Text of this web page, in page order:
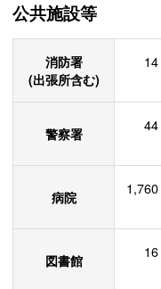
公共施設等
消防署
(出張所含む)
14
警察署 44
病院 1,760
図書館 16